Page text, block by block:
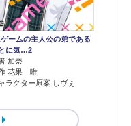
ームの主人公の弟である
に気…2
加奈
花果 唯
ラクター原案 しヴぇ